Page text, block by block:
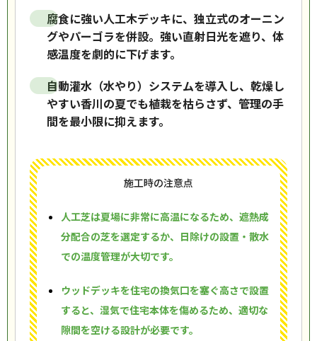
腐食に強い人工木デッキに、独立式のオーニン
グやパーゴラを併設。強い直射日光を遮り、体
感温度を劇的に下げます。
自動灌水（水やり）システムを導入し、乾燥し
やすい香川の夏でも植栽を枯らさず、管理の手
間を最小限に抑えます。
施工時の注意点
人工芝は夏場に非常に高温になるため、遮熱成
分配合の芝を選定するか、日除けの設置・散水
での温度管理が大切です。
ウッドデッキを住宅の換気口を塞ぐ高さで設置
すると、湿気で住宅本体を傷めるため、適切な
隙間を空ける設計が必要です。